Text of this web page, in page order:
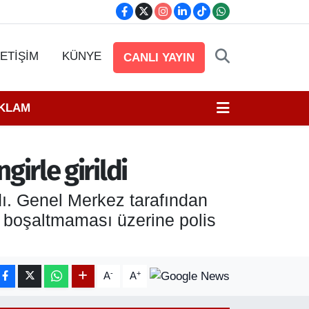
KÜNYE CANLI YAYIN
girildi
Genel Merkez tarafından
üzerine polis
A- A+